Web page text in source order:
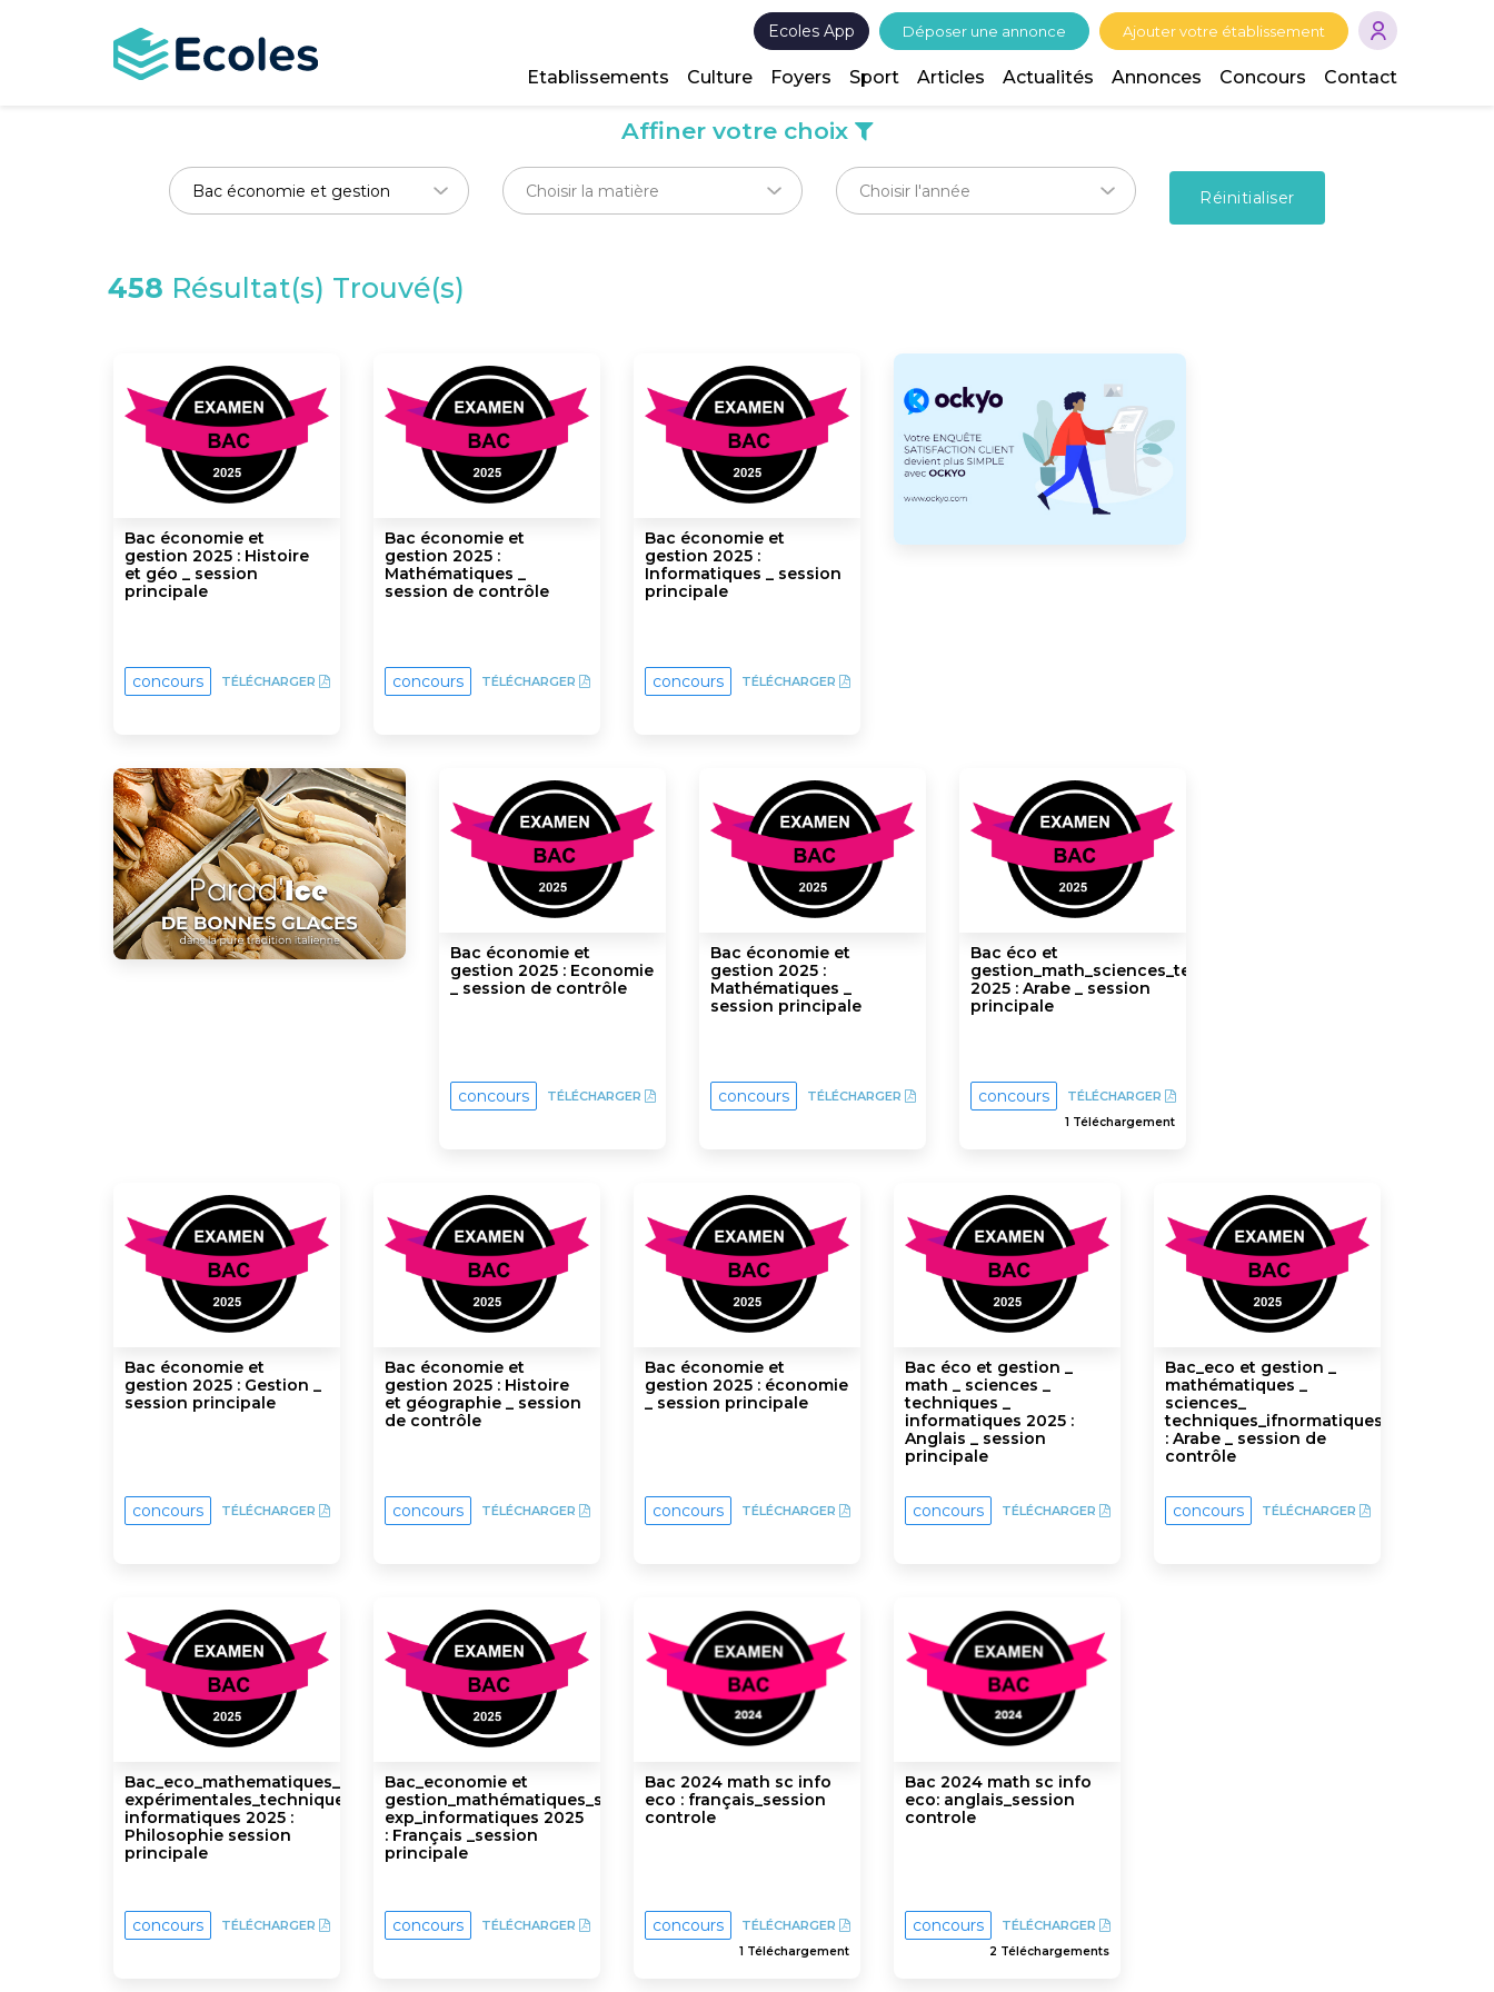
Ecoles App Déposer une annonce Ajouter votre établissement
Etablissements Culture Foyers Sport Articles Actualités Annonces Concours Contact
Affiner votre choix
Réinitialiser
458 Résultat(s) Trouvé(s)
Bac économie et
gestion 2025 : Histoire
et géo _ session
principale
concours TÉLÉCHARGER
Bac économie et
gestion 2025 :
Mathématiques _
session de contrôle
concours TÉLÉCHARGER
Bac économie et
gestion 2025 :
Informatiques _ session
principale
concours TÉLÉCHARGER
Bac économie et
gestion 2025 : Economie
_ session de contrôle
concours TÉLÉCHARGER
Bac économie et
gestion 2025 :
Mathématiques _
session principale
concours TÉLÉCHARGER
Bac éco et
gestion_math_sciences_techniques_informatiques
2025 : Arabe _ session
principale
concours TÉLÉCHARGER
1 Téléchargement
Bac économie et
gestion 2025 : Gestion _
session principale
concours TÉLÉCHARGER
Bac économie et
gestion 2025 : Histoire
et géographie _ session
de contrôle
concours TÉLÉCHARGER
Bac économie et
gestion 2025 : économie
_ session principale
concours TÉLÉCHARGER
Bac éco et gestion _
math _ sciences _
techniques _
informatiques 2025 :
Anglais _ session
principale
concours TÉLÉCHARGER
Bac_eco et gestion _
mathématiques _
sciences_
techniques_ifnormatiques
: Arabe _ session de
contrôle
concours TÉLÉCHARGER
Bac_eco_mathematiques_sciences
expérimentales_techniques_
informatiques 2025 :
Philosophie session
principale
concours TÉLÉCHARGER
Bac_economie et
gestion_mathématiques_sciences
exp_informatiques 2025
: Français _session
principale
concours TÉLÉCHARGER
Bac 2024 math sc info
eco : français_session
controle
concours TÉLÉCHARGER
1 Téléchargement
Bac 2024 math sc info
eco: anglais_session
controle
concours TÉLÉCHARGER
2 Téléchargements